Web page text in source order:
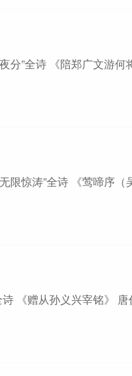
分”全诗 《陪郑广文游何
限惊涛”全诗 《莺啼序（
《赠从孙义兴宰铭》 唐